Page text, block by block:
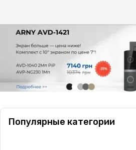
Популярные категории